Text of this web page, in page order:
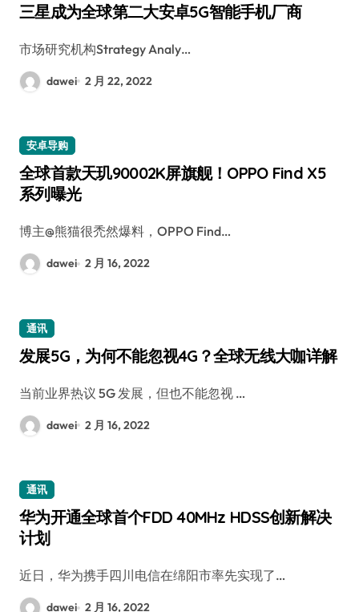
三星成为全球第二大安卓5G智能手机厂商
市场研究机构Strategy Analy…
dawei 2 月 22, 2022
安卓导购
全球首款天玑90002K屏旗舰！OPPO Find X5
系列曝光
博主@熊猫很禿然爆料，OPPO Find…
dawei 2 月 16, 2022
通讯
发展5G，为何不能忽视4G？全球无线大咖详解
当前业界热议 5G 发展，但也不能忽视 …
dawei 2 月 16, 2022
通讯
华为开通全球首个FDD 40MHz HDSS创新解决
计划
近日，华为携手四川电信在绵阳市率先实现了…
dawei 2 月 16, 2022